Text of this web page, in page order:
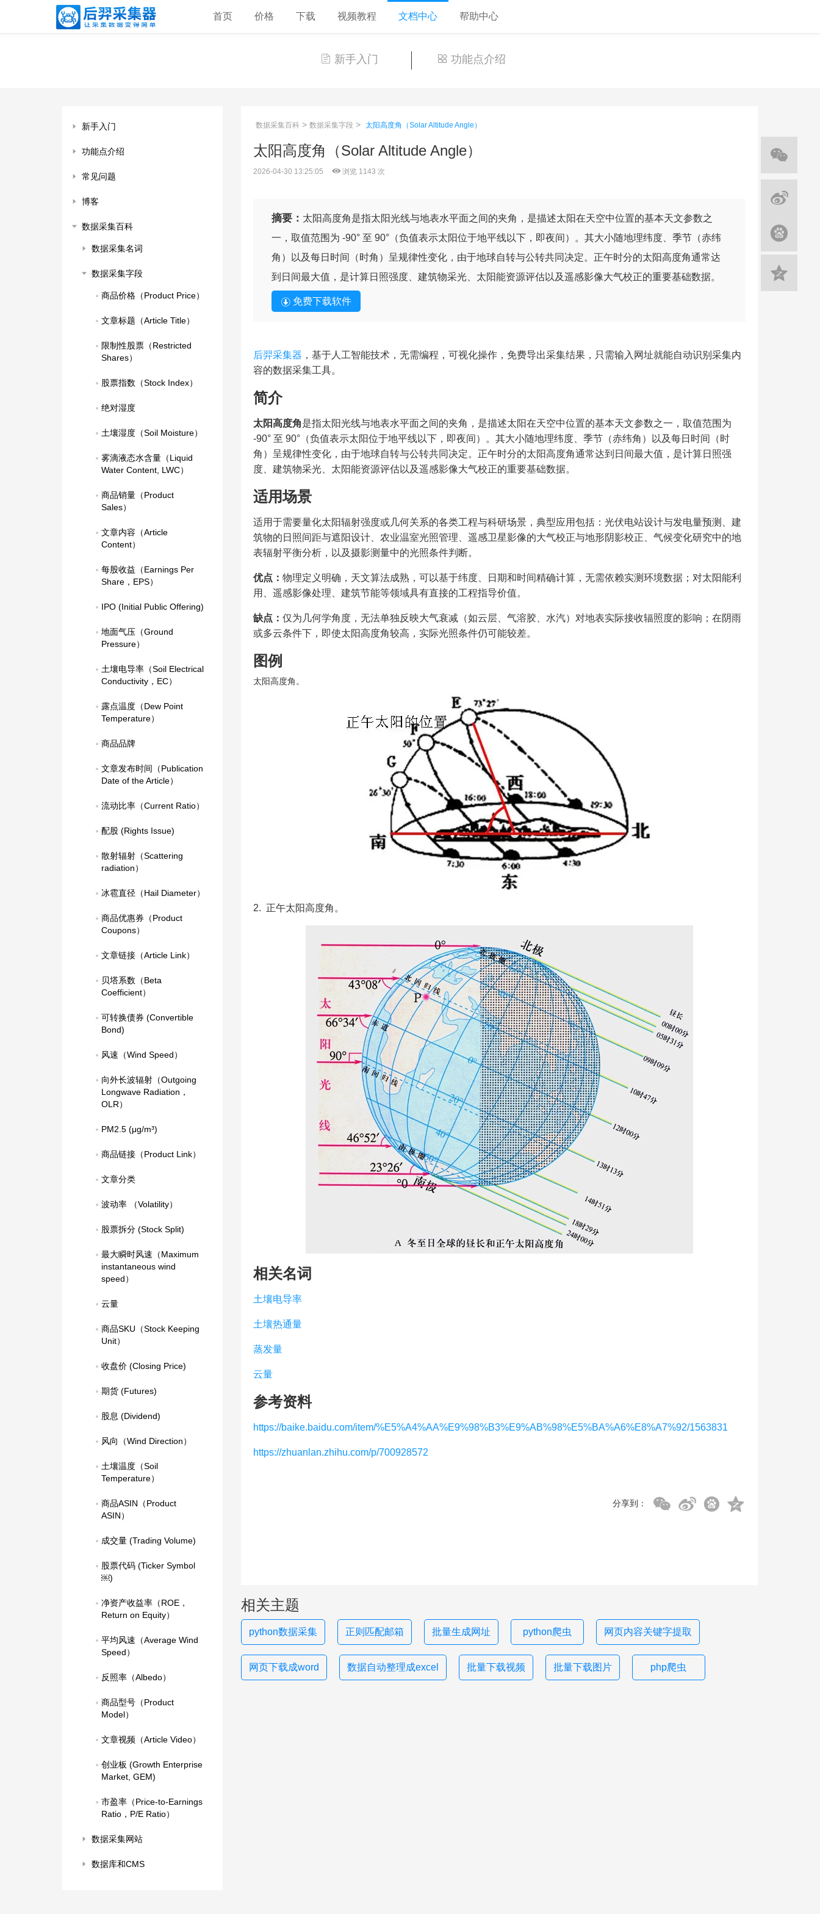
首页 价格 下载 视频教程 文档中心 帮助中心
新手入门 功能点介绍
新手入门
功能点介绍
常见问题
博客
数据采集百科
数据采集名词
数据采集字段
商品价格（Product Price）
文章标题（Article Title）
限制性股票（Restricted
Shares）
股票指数（Stock Index）
绝对湿度
土壤湿度（Soil Moisture）
雾滴液态水含量（Liquid
Water Content, LWC）
商品销量（Product
Sales）
文章内容（Article
Content）
每股收益（Earnings Per
Share，EPS）
IPO (Initial Public Offering)
地面气压（Ground
Pressure）
土壤电导率（Soil Electrical
Conductivity，EC）
露点温度（Dew Point
Temperature）
商品品牌
文章发布时间（Publication
Date of the Article）
流动比率（Current Ratio）
配股 (Rights Issue)
散射辐射（Scattering
radiation）
冰雹直径（Hail Diameter）
商品优惠券（Product
Coupons）
文章链接（Article Link）
贝塔系数（Beta
Coefficient）
可转换债券 (Convertible
Bond)
风速（Wind Speed）
向外长波辐射（Outgoing
Longwave Radiation，
OLR）
PM2.5 (μg/m³)
商品链接（Product Link）
文章分类
波动率 （Volatility）
股票拆分 (Stock Split)
最大瞬时风速（Maximum
instantaneous wind
speed）
云量
商品SKU（Stock Keeping
Unit）
收盘价 (Closing Price)
期货 (Futures)
股息 (Dividend)
风向（Wind Direction）
土壤温度（Soil
Temperature）
商品ASIN（Product
ASIN）
成交量 (Trading Volume)
股票代码 (Ticker Symbol
￼)
净资产收益率（ROE，
Return on Equity）
平均风速（Average Wind
Speed）
反照率（Albedo）
商品型号（Product
Model）
文章视频（Article Video）
创业板 (Growth Enterprise
Market, GEM)
市盈率（Price-to-Earnings
Ratio，P/E Ratio）
数据采集网站
数据库和CMS
数据采集百科 > 数据采集字段 > 太阳高度角（Solar Altitude Angle）
太阳高度角（Solar Altitude Angle）
2026-04-30 13:25:05 浏览 1143 次
摘要： 太阳高度角是指太阳光线与地表水平面之间的夹角，是描述太阳在天空中位置的基本天文参数之
一，取值范围为 -90° 至 90°（负值表示太阳位于地平线以下，即夜间）。其大小随地理纬度、季节（赤纬
角）以及每日时间（时角）呈规律性变化，由于地球自转与公转共同决定。正午时分的太阳高度角通常达
到日间最大值，是计算日照强度、建筑物采光、太阳能资源评估以及遥感影像大气校正的重要基础数据。
免费下载软件
后羿采集器 ，基于人工智能技术，无需编程，可视化操作，免费导出采集结果，只需输入网址就能自动识别采集内
容的数据采集工具。
简介
太阳高度角是指太阳光线与地表水平面之间的夹角，是描述太阳在天空中位置的基本天文参数之一，取值范围为
-90° 至 90°（负值表示太阳位于地平线以下，即夜间）。其大小随地理纬度、季节（赤纬角）以及每日时间（时
角）呈规律性变化，由于地球自转与公转共同决定。正午时分的太阳高度角通常达到日间最大值，是计算日照强
度、建筑物采光、太阳能资源评估以及遥感影像大气校正的重要基础数据。
适用场景
适用于需要量化太阳辐射强度或几何关系的各类工程与科研场景，典型应用包括：光伏电站设计与发电量预测、建
筑物的日照间距与遮阳设计、农业温室光照管理、遥感卫星影像的大气校正与地形阴影校正、气候变化研究中的地
表辐射平衡分析，以及摄影测量中的光照条件判断。
优点： 物理定义明确，天文算法成熟，可以基于纬度、日期和时间精确计算，无需依赖实测环境数据；对太阳能利
用、遥感影像处理、建筑节能等领域具有直接的工程指导价值。
缺点： 仅为几何学角度，无法单独反映大气衰减（如云层、气溶胶、水汽）对地表实际接收辐照度的影响；在阴雨
或多云条件下，即使太阳高度角较高，实际光照条件仍可能较差。
图例
太阳高度角。
2. 正午太阳高度角。
相关名词
土壤电导率
土壤热通量
蒸发量
云量
参考资料
https://baike.baidu.com/item/%E5%A4%AA%E9%98%B3%E9%AB%98%E5%BA%A6%E8%A7%92/1563831
https://zhuanlan.zhihu.com/p/700928572
分享到：
相关主题
python数据采集 正则匹配邮箱 批量生成网址 python爬虫 网页内容关键字提取
网页下载成word 数据自动整理成excel 批量下载视频 批量下载图片 php爬虫